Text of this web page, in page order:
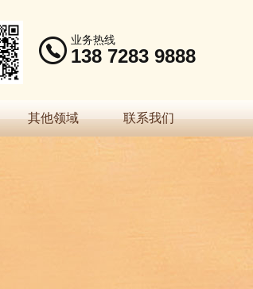
业务热线
138 7283 9888
其他领域 联系我们